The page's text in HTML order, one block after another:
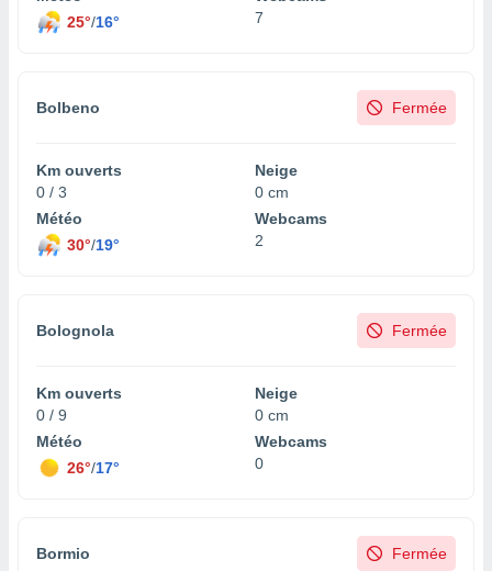
25°/16°
7
Bolbeno Fermée
Km ouverts
0 / 3
Neige
0 cm
Météo
30°/19°
Webcams
2
Bolognola Fermée
Km ouverts
0 / 9
Neige
0 cm
Météo
26°/17°
Webcams
0
Bormio Fermée